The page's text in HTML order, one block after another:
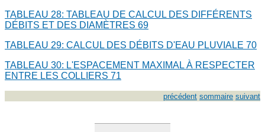
TABLEAU 28: TABLEAU DE CALCUL DES DIFFÉRENTS
DÉBITS ET DES DIAMÈTRES 69
TABLEAU 29: CALCUL DES DÉBITS D'EAU PLUVIALE 70
TABLEAU 30: L'ESPACEMENT MAXIMAL À RESPECTER
ENTRE LES COLLIERS 71
précédent sommaire suivant